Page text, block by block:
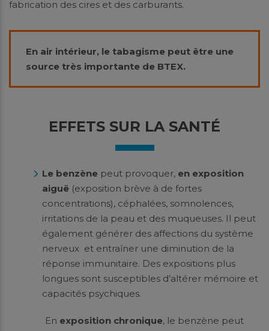
fabrication des cires et des carburants.
En air intérieur, le tabagisme peut être une
source très importante de BTEX.
EFFETS SUR LA SANTÉ
Le benzène peut provoquer, en exposition
aiguë (exposition brève à de fortes
concentrations), céphalées, somnolences,
irritations de la peau et des muqueuses. Il peut
également générer des affections du système
nerveux et entraîner une diminution de la
réponse immunitaire. Des expositions plus
longues sont susceptibles d’altérer mémoire et
capacités psychiques.
En exposition chronique, le benzène peut